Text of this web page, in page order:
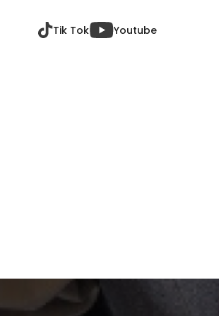
Tik Tok Youtube